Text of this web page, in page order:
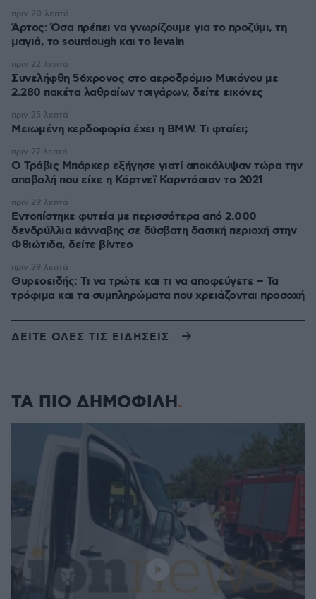
Άρτος: Όσα πρέπει να γνωρίζουμε για το προζύμι, τη
μαγιά, το sourdough και το levain
πριν 20 λεπτά
Συνελήφθη 56χρονος στο αεροδρόμιο Μυκόνου με
2.280 πακέτα λαθραίων τσιγάρων, δείτε εικόνες
πριν 22 λεπτά
Μειωμένη κερδοφορία έχει η BMW. Τι φταίει;
πριν 25 λεπτά
O Τράβις Μπάρκερ εξήγησε γιατί αποκάλυψαν τώρα την
αποβολή που είχε η Κόρτνεϊ Καρντάσιαν το 2021
πριν 27 λεπτά
Εντοπίστηκε φυτεία με περισσότερα από 2.000
δενδρύλλια κάνναβης σε δύσβατη δασική περιοχή στην
Φθιώτιδα, δείτε βίντεο
πριν 29 λεπτά
Θυρεοειδής: Τι να τρώτε και τι να αποφεύγετε – Τα
τρόφιμα και τα συμπληρώματα που χρειάζονται προσοχή
πριν 29 λεπτά
ΔΕΙΤΕ ΟΛΕΣ ΤΙΣ ΕΙΔΗΣΕΙΣ
ΤΑ ΠΙΟ ΔΗΜΟΦΙΛΗ